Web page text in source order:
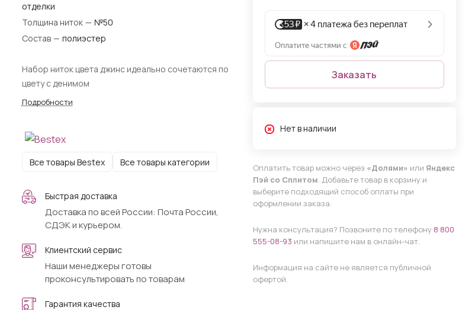
отделки
Толщина ниток — №50
Состав — полиэстер
Набор ниток цвета джинс идеально сочетаются по
цвету с денимом
Подробности
Все товары Bestex Все товары категории
Быстрая доставка
Доставка по всей России: Почта России,
СДЭК и курьером.
Клиентский сервис
Наши менеджеры готовы
проконсультировать по товарам
Гарантия качества
Заказать
Нет в наличии
Оплатить товар можно через «Долями» или Яндекс
Пэй со Сплитом. Добавьте товар в корзину и
выберите подходящий способ оплаты при
оформлении заказа.
Нужна консультация? Позвоните по телефону 8 800
555-08-93 или напишите нам в онлайн-чат.
Информация на сайте не является публичной
офертой.